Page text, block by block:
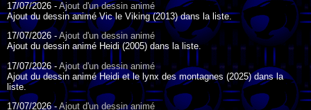
17/07/2026 - Ajout d'un dessin animé
Ajout du dessin animé Vic le Viking (2013) dans la liste.
17/07/2026 -Ajout d'un dessin animé
Ajout du dessin animé Heidi (2005) dans la liste.
17/07/2026 -Ajout d'un dessin animé
Ajout du dessin animé Heidi et le lynx des montagnes (2025) dans la
liste.
17/07/2026 -Ajout d'un dessin animé